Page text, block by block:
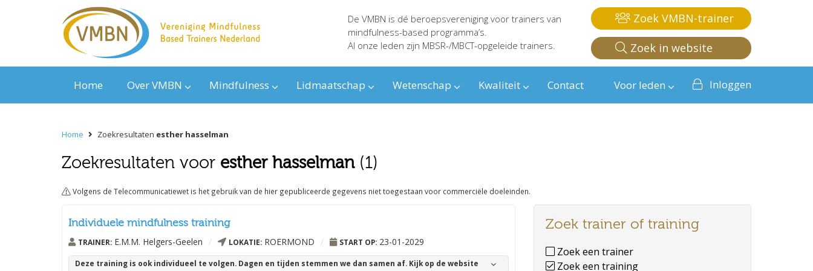
De VMBN is dé beroepsvereniging voor trainers van
mindfulness-based programma’s.
Al onze leden zijn MBSR-/MBCT-opgeleide trainers.
Zoek VMBN-trainer
Zoek in website
Home Over VMBN Mindfulness Lidmaatschap Wetenschap Kwaliteit Contact Voor leden Inloggen
Home Zoekresultaten esther hasselman
Zoekresultaten voor esther hasselman(1)
Volgens de Telecommunicatiewet is het gebruik van de hier gepubliceerde gegevens niet toegestaan voor commerciële doeleinden.
Zoek trainer of training
Zoek een trainer
Zoek een training
Individuele mindfulness training
TRAINER: E.M.M. Helgers-Geelen / LOKATIE: ROERMOND / START OP: 23-01-2029
Deze training is ook individueel te volgen. Dagen en tijden stemmen we dan samen af. Kijk op de website